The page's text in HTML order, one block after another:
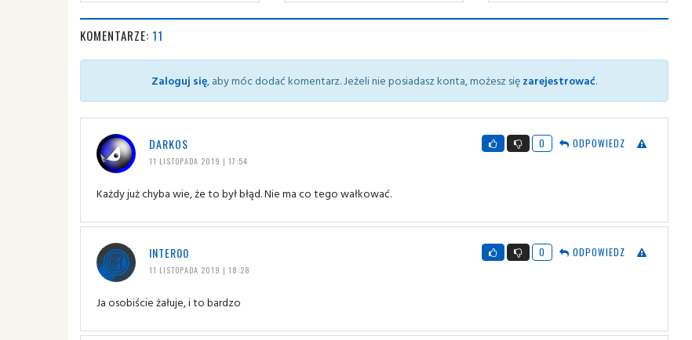
KOMENTARZE: 11
Zaloguj się, aby móc dodać komentarz. Jeżeli nie posiadasz konta, możesz sięzarejestrować.
DARKOS
11 LISTOPADA 2019 | 17:54
0 ODPOWIEDZ
Każdy już chyba wie, że to był błąd. Nie ma co tego wałkować.
INTER00
11 LISTOPADA 2019 | 18:28
0 ODPOWIEDZ
Ja osobiście żałuje, i to bardzo